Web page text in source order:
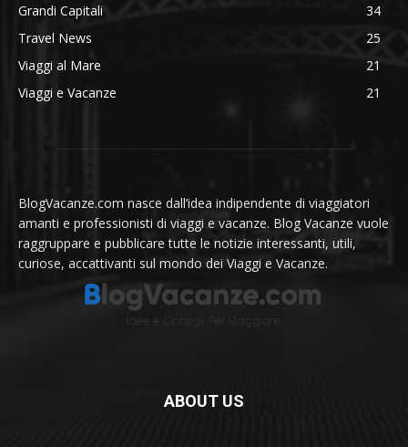
Grandi Capitali
34
Travel News
25
Viaggi al Mare
21
Viaggi e Vacanze
21
BlogVacanze.com nasce dall’idea indipendente di viaggiatori
amanti e professionisti di viaggi e vacanze. Blog Vacanze vuole
raggruppare e pubblicare tutte le notizie interessanti, utili,
curiose, accattivanti sul mondo dei Viaggi e Vacanze.
ABOUT US